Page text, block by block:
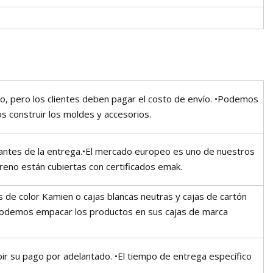
pero los clientes deben pagar el costo de envío. •Podemos
construir los moldes y accesorios.
de la entrega.•El mercado europeo es uno de nuestros
están cubiertas con certificados emak.
color Kamien o cajas blancas neutras y cajas de cartón
empacar los productos en sus cajas de marca
su pago por adelantado. •El tiempo de entrega específico